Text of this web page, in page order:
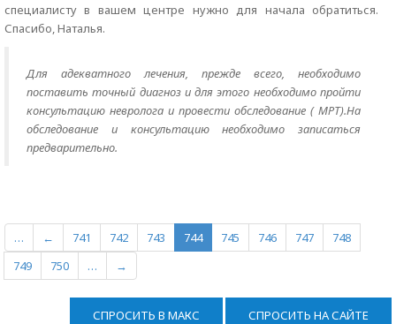
специалисту в вашем центре нужно для начала обратиться.
Спасибо, Наталья.
Для адекватного лечения, прежде всего, необходимо
поставить точный диагноз и для этого необходимо пройти
консультацию невролога и провести обследование ( МРТ).На
обследование и консультацию необходимо записаться
предварительно.
… ← 741 742 743 744 745 746 747
748
749
750 … →
СПРОСИТЬ В МАКС СПРОСИТЬ НА САЙТЕ